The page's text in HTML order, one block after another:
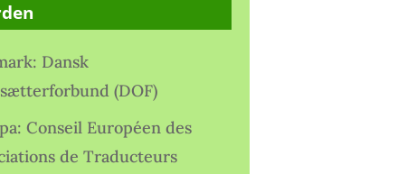
Dansk
(DOF)
Conseil Européen des
de Traducteurs